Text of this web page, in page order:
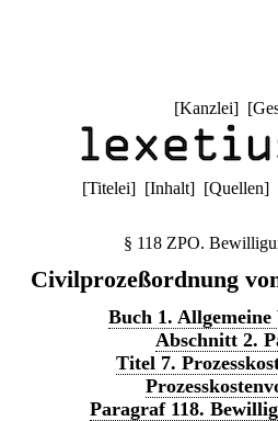
[Kanzlei] [
[Titelei] [Inhalt] [Quellen]
§ 118 ZPO.
Civilprozeßordnung
Buch 1.
Abschnitt 2.
Titel 7.
Paragraf 118.